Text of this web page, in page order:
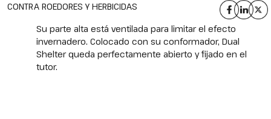
CONTRA ROEDORES Y HERBICIDAS
Su parte alta está ventilada para limitar el efecto
invernadero. Colocado con su conformador, Dual
Shelter queda perfectamente abierto y fijado en el
tutor.